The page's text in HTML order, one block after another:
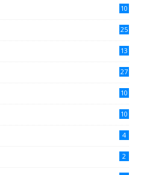
10
25
13
27
10
10
4
2